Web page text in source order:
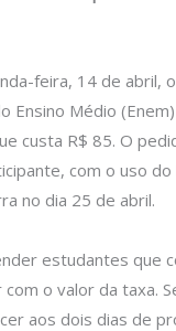
feira, 14 de abril,
Ensino Médio
custa R$ 85. O
com o uso
no dia 25 de abril.
estudantes que
o valor da taxa.
aos dois dias de